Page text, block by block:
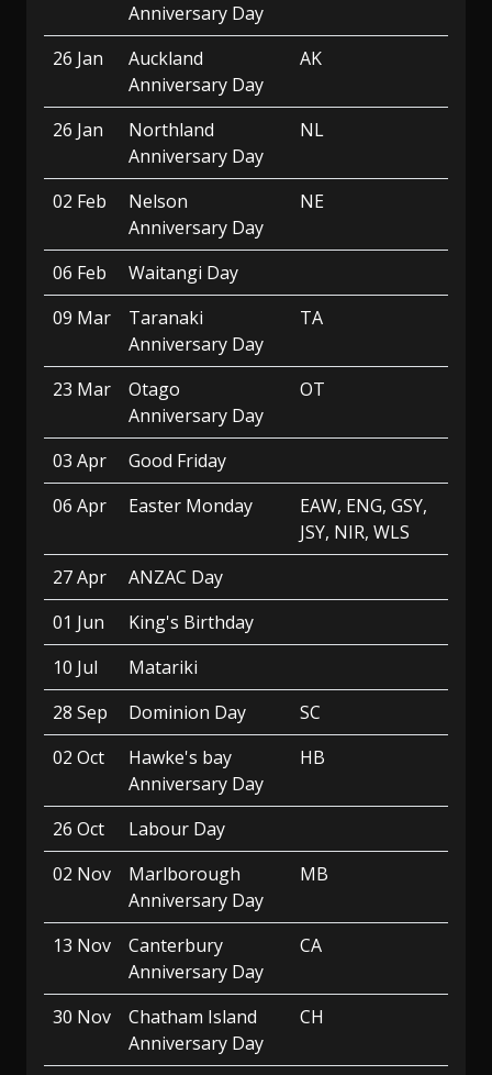
Anniversary Day
26 Jan
Auckland
Anniversary Day
AK
26 Jan
Northland
Anniversary Day
NL
02 Feb
Nelson
Anniversary Day
NE
06 Feb
Waitangi Day
09 Mar
Taranaki
Anniversary Day
TA
23 Mar
Otago
Anniversary Day
OT
03 Apr
Good Friday
06 Apr
Easter Monday
EAW, ENG, GSY,
JSY, NIR, WLS
27 Apr
ANZAC Day
01 Jun
King's Birthday
10 Jul
Matariki
28 Sep
Dominion Day
SC
02 Oct
Hawke's bay
Anniversary Day
HB
26 Oct
Labour Day
02 Nov
Marlborough
Anniversary Day
MB
13 Nov
Canterbury
Anniversary Day
CA
30 Nov
Chatham Island
Anniversary Day
CH